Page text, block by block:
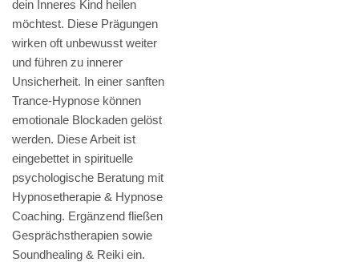
dein Inneres Kind heilen
möchtest. Diese Prägungen
wirken oft unbewusst weiter
und führen zu innerer
Unsicherheit. In einer sanften
Trance-Hypnose können
emotionale Blockaden gelöst
werden. Diese Arbeit ist
eingebettet in spirituelle
psychologische Beratung mit
Hypnosetherapie & Hypnose
Coaching. Ergänzend fließen
Gesprächstherapien sowie
Soundhealing & Reiki ein.